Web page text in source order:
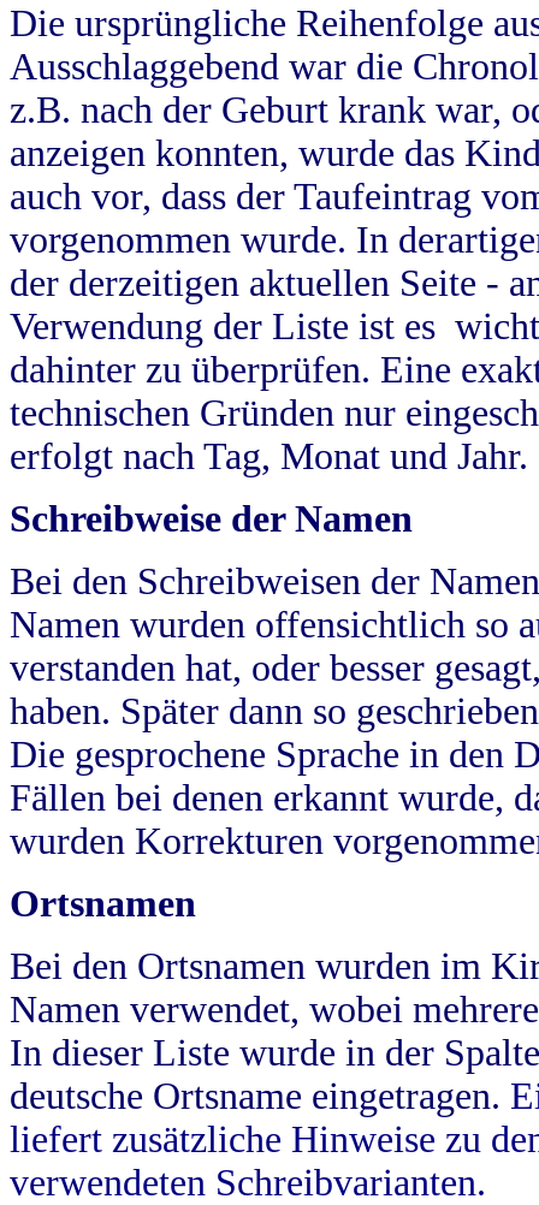
Die ursprüngliche Reihenfolge
Ausschlaggebend war die
z.B. nach der Geburt krank war,
anzeigen konnten, wurde das
auch vor, dass der Taufeintrag
vorgenommen wurde. In
der derzeitigen aktuellen Seite -
Verwendung der Liste ist es
dahinter zu überprüfen. Eine
technischen Gründen nur
erfolgt nach Tag, Monat und Jahr.
Schreibweise der Namen
Bei den Schreibweisen der
Namen wurden offensichtlich so
verstanden hat, oder besser
haben. Später dann so
Die gesprochene Sprache in
Fällen bei denen erkannt wurde,
wurden Korrekturen
Ortsnamen
Bei den Ortsnamen wurden im
Namen verwendet, wobei
In dieser Liste wurde in der
deutsche Ortsname eingetragen.
liefert zusätzliche Hinweise zu
verwendeten Schreibvarianten.